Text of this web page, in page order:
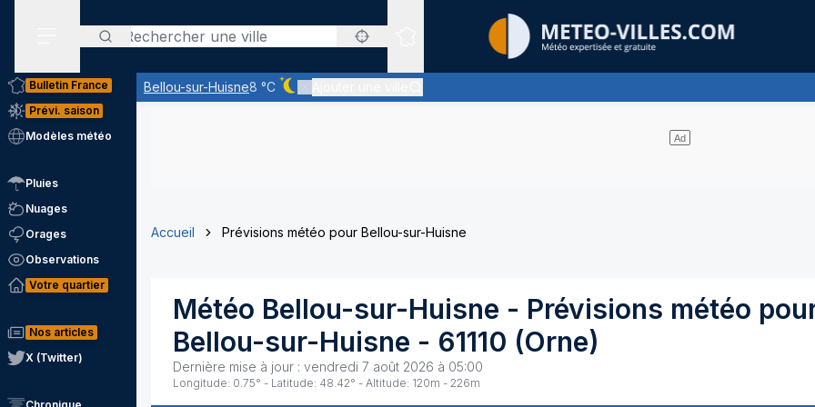
Rechercher
Sites expertis&eacute;s
Bellou-sur-Huisne8 °C
Ciel dégagé - quasiment pas de nuages
Bulletin France
Prévi. saison
Modèles météo
Pluies
Nuages
Orages
Observations
Votre quartier
Nos articles
X (Twitter)
Accueil Prévisions météo pour Bellou-sur-Huisne
Météo Bellou-sur-Huisne - Prévisions météo
Bellou-sur-Huisne - 61110 (Orne)
Dernière mise à jour : vendredi 7 août 2026 à 05:00
Longitude: 0.75° - Latitude: 48.42° - Altitude: 120m - 226m